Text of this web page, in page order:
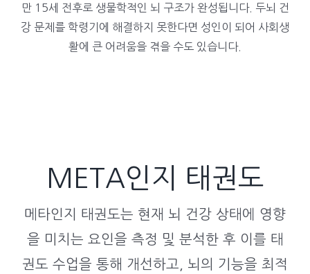
만 15세 전후로 생물학적인 뇌 구조가 완성됩니다. 두뇌 건
강 문제를 학령기에 해결하지 못한다면 성인이 되어 사회생
활에 큰 어려움을 겪을 수도 있습니다.
META인지 태권도
메타인지 태권도는 현재 뇌 건강 상태에 영향
을 미치는 요인을 측정 및 분석한 후 이를 태
권도 수업을 통해 개선하고, 뇌의 기능을 최적